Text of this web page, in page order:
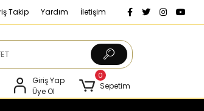
Takip Yardım İletişim
Giriş Yap
Üye Ol
0
Sepetim